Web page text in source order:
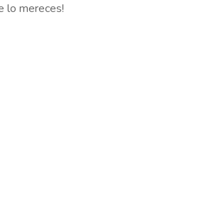
lo mereces!